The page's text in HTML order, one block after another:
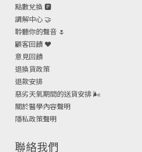
點數兌換 🅿️
調解中心 🤝
聆聽你的聲音 🌷
顧客回饋 ❤️
意見回饋
退換貨政策
退款安排
惡劣天氣期間的送貨安排🌬
關於醫學內容聲明
隱私政策聲明
聯絡我們